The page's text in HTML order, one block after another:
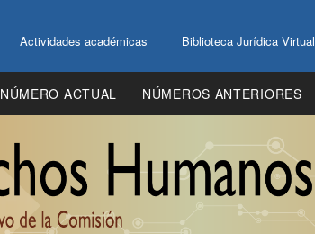
Actividades académicas Biblioteca Jurídica Virtual
NÚMERO ACTUAL NÚMEROS ANTERIORES